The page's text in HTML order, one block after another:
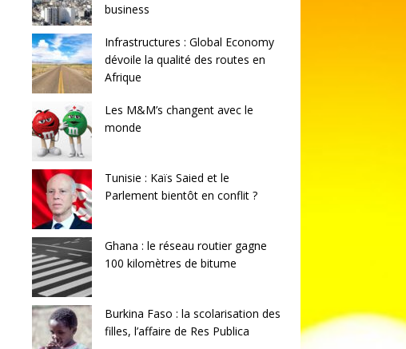
business
Infrastructures : Global Economy
dévoile la qualité des routes en
Afrique
Les M&M’s changent avec le
monde
Tunisie : Kaïs Saied et le
Parlement bientôt en conflit ?
Ghana : le réseau routier gagne
100 kilomètres de bitume
Burkina Faso : la scolarisation des
filles, l’affaire de Res Publica